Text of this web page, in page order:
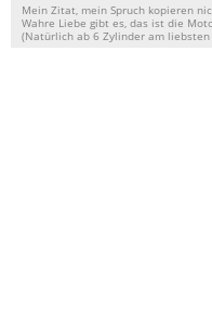
Mein Zitat, mein Spruch kopieren
Wahre Liebe gibt es, das ist die
(Natürlich ab 6 Zylinder am liebsten